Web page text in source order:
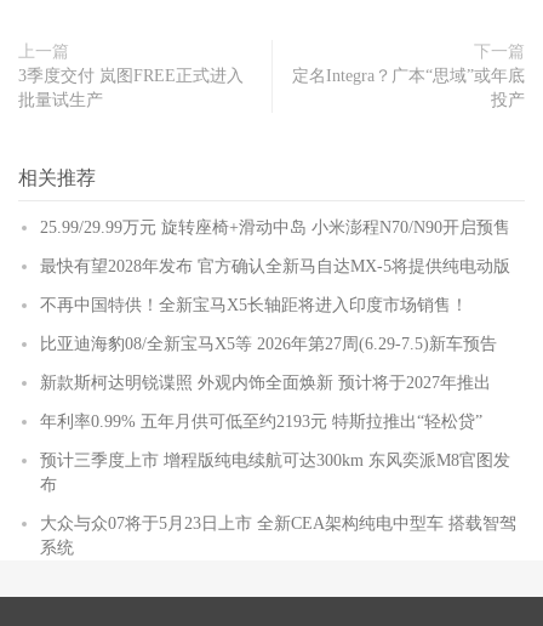
上一篇
3季度交付 岚图FREE正式进入
批量试生产
下一篇
定名Integra？广本“思域”或年底
投产
相关推荐
25.99/29.99万元 旋转座椅+滑动中岛 小米澎程N70/N90开启预售
最快有望2028年发布 官方确认全新马自达MX-5将提供纯电动版
不再中国特供！全新宝马X5长轴距将进入印度市场销售！
比亚迪海豹08/全新宝马X5等 2026年第27周(6.29-7.5)新车预告
新款斯柯达明锐谍照 外观内饰全面焕新 预计将于2027年推出
年利率0.99% 五年月供可低至约2193元 特斯拉推出“轻松贷”
预计三季度上市 增程版纯电续航可达300km 东风奕派M8官图发
布
大众与众07将于5月23日上市 全新CEA架构纯电中型车 搭载智驾
系统